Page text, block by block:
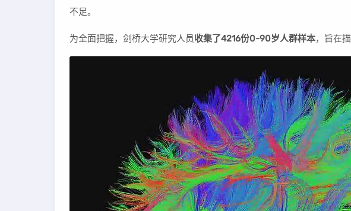
不足。
为全面把握，剑桥大学研究人员收集了4216份0-90岁人群样本，旨在